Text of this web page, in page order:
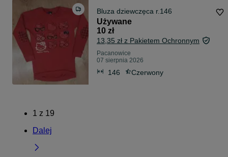
Bluza dziewczęca r.146
Używane
10 zł
13,35 zł z Pakietem Ochronnym
Pacanowice
07 sierpnia 2026
146 Czerwony
1 z 19
Dalej